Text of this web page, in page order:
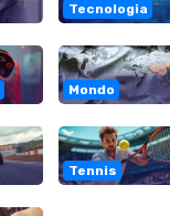
Tecnologia
Mondo
Tennis